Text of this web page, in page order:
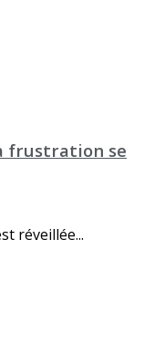
frustration se
réveillée